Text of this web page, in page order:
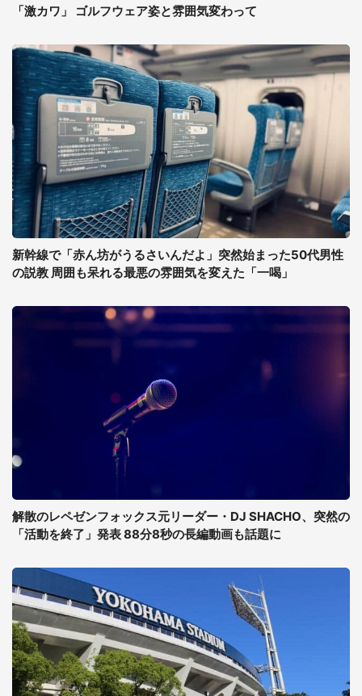
「激カワ」 ゴルフウェア姿と雰囲気変わって
新幹線で「赤ん坊がうるさいんだよ」突然始まった50代男性
の説教 周囲も呆れる最悪の雰囲気を変えた「一喝」
解散のレペゼンフォックス元リーダー・DJ SHACHO、突然の
「活動を終了」発表 88分8秒の長編動画も話題に